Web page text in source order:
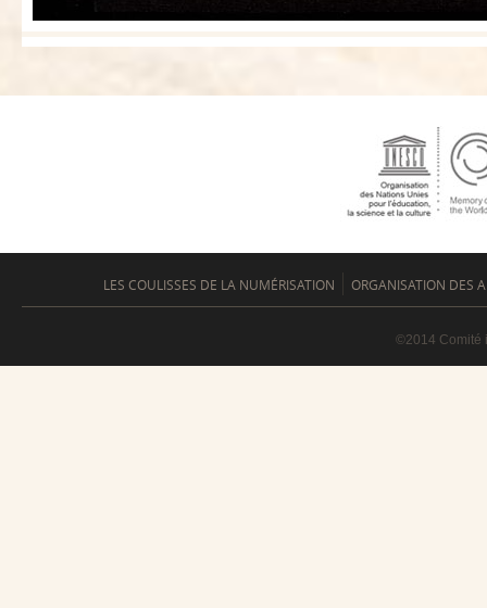
LES COULISSES DE LA NUMÉRISATION ORGANISATION DES
©2014 Comité